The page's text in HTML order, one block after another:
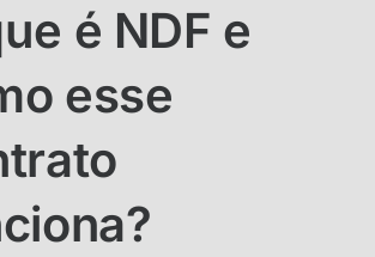
é NDF e
esse